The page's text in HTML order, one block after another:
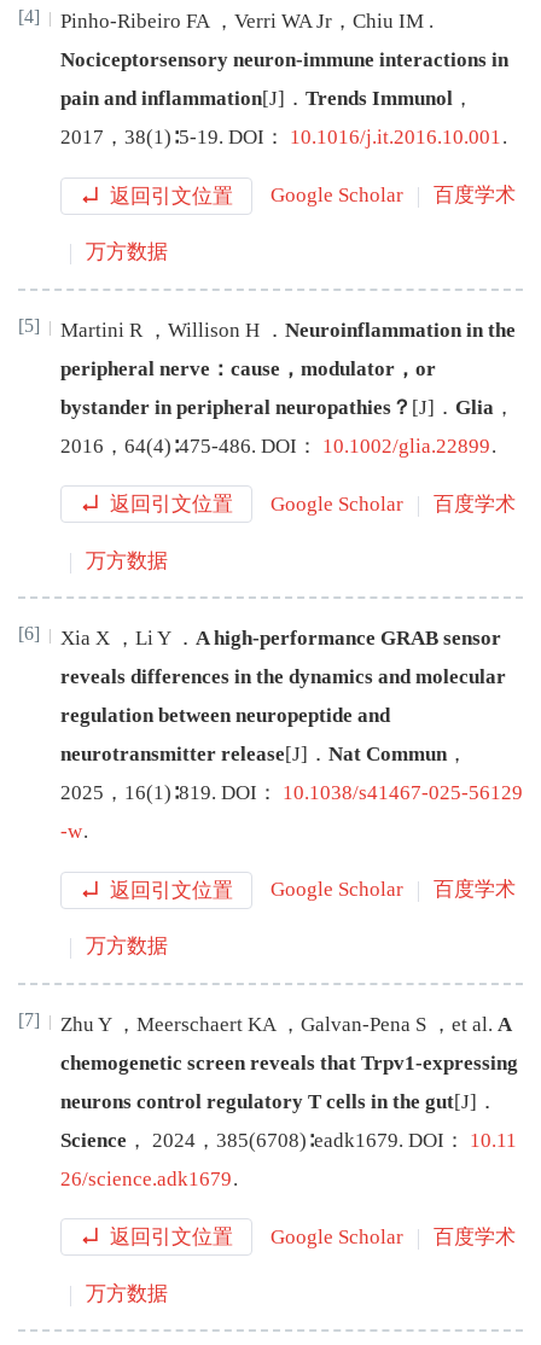
[4] Pinho-Ribeiro FA ， Verri WA Jr ， Chiu IM .
Nociceptorsensory neuron-immune interactions in
pain and inflammation[J] ． Trends Immunol ，
2017 ， 38(1)∶5-19. DOI： 10.1016/j.it.2016.10.001.
返回引文位置 Google Scholar 百度学术
万方数据
[5] Martini R ， Willison H ． Neuroinflammation in the
peripheral nerve：cause，modulator，or
bystander in peripheral neuropathies？ [J] ． Glia ，
2016 ， 64(4)∶475-486. DOI： 10.1002/glia.22899.
返回引文位置 Google Scholar 百度学术
万方数据
[6] Xia X ， LiY ． A high-performance GRAB sensor
reveals differences in the dynamics and molecular
regulation between neuropeptide and
neurotransmitter release[J] ． Nat Commun，
2025 ， 16(1)∶819. DOI： 10.1038/s41467-025-56129
-w.
返回引文位置 Google Scholar 百度学术
万方数据
[7] Zhu Y ， Meerschaert KA ， Galvan-Pena S ， et al. A
chemogenetic screen reveals that Trpv1-expressing
neurons control regulatory T cells in the gut[J] ．
Science ， 2024 ， 385(6708)∶eadk1679. DOI： 10.11
26/science.adk1679.
返回引文位置 Google Scholar 百度学术
万方数据